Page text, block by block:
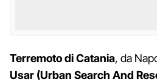
Terremoto di Catania, da
Usar (Urban Search And